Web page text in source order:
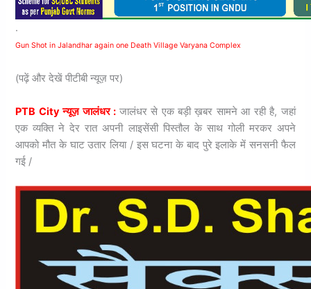
.
Gun Shot in Jalandhar again one Death Village Varyana Complex
(पढ़ें और देखें पीटीबी न्यूज़ पर)
PTB City न्यूज़ जालंधर : जालंधर से एक बड़ी ख़बर सामने आ रही है, जहां
एक व्यक्ति ने देर रात अपनी लाइसेंसी पिस्तौल के साथ गोली मरकर अपने
आपको मौत के घाट उतार लिया / इस घटना के बाद पुरे इलाके में सनसनी फैल
गई /